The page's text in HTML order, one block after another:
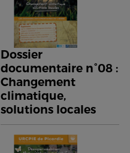
Dossier
documentaire n°08 :
Changement
climatique,
solutions locales